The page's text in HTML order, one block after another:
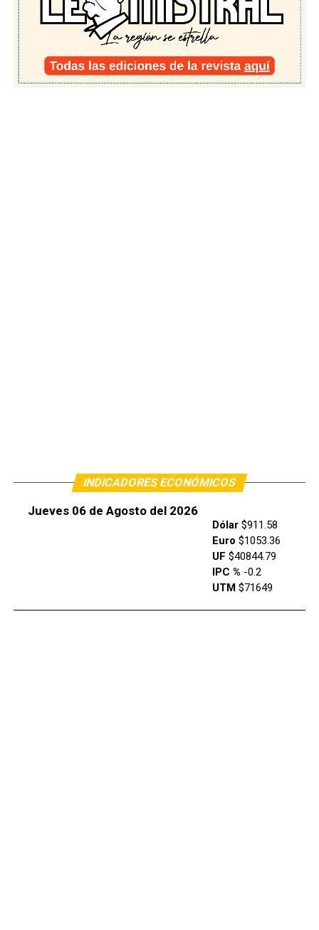
INDICADORES ECONÓMICOS
Jueves 06 de Agosto del 2026
Dólar$911.58
Euro $1053.36
UF $40844.79
IPC % -0.2
UTM$71649